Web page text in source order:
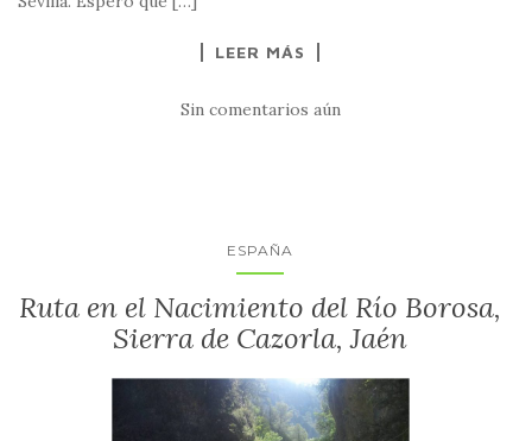
LEER MÁS
Sin comentarios aún
ESPAÑA
Ruta en el Nacimiento del Río Borosa,
Sierra de Cazorla, Jaén